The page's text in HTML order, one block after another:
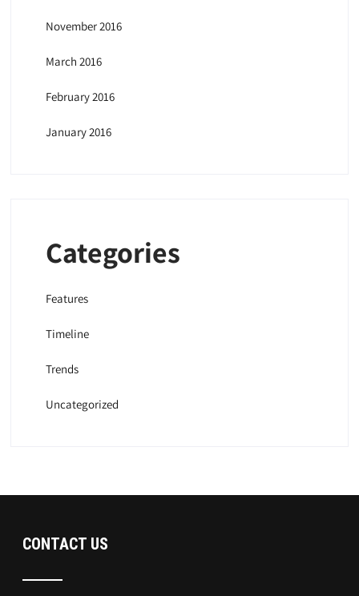
November 2016
March 2016
February 2016
January 2016
Categories
Features
Timeline
Trends
Uncategorized
CONTACT US